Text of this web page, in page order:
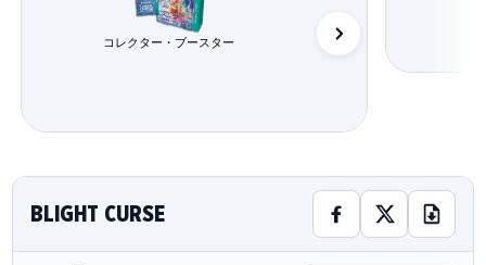
コレクター・ブースター
BLIGHT CURSE